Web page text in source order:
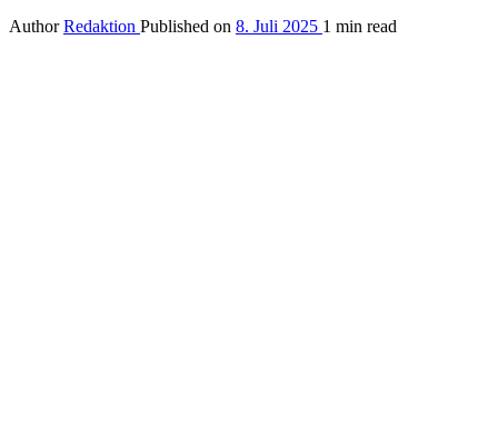
Author Redaktion Published on 8. Juli 2025 1 min read